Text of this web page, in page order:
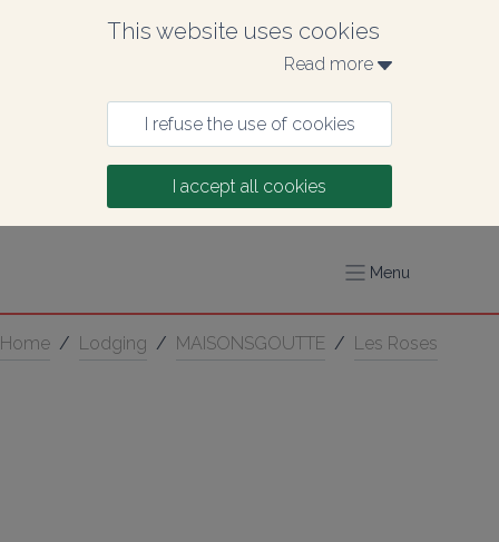
This website uses cookies
Read more
I refuse the use of cookies
I accept all cookies
Menu
Home / Lodging / MAISONSGOUTTE / Les Roses